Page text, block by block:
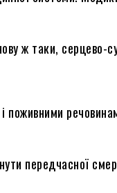
ж таки, серцево-
передчасної